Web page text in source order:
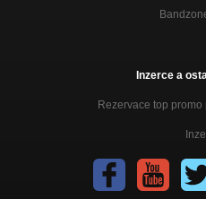
Inzerce a
Rezervace top